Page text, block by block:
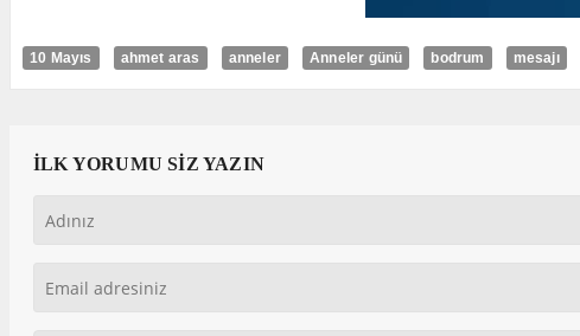
10 Mayıs ahmet aras anneler Anneler günü bodrum mesajı
İLK YORUMU SİZ YAZIN